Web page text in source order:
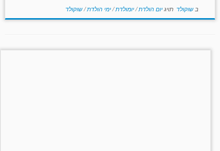
ב שוקולד תויגיום הולדת/יומולדת/ימי הולדת/שוקולד